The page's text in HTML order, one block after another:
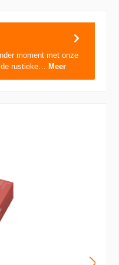
moment met onze
rustieke… Meer